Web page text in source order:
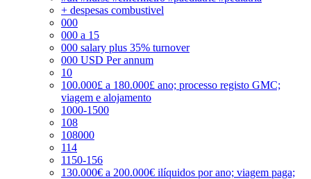
+ despesas combustivel
000
000 a 15
000 salary plus 35% turnover
000 USD Per annum
10
100.000£ a 180.000£ ano; processo registo GMC;
viagem e alojamento
1000-1500
108
108000
114
1150-156
130.000€ a 200.000€ ilíquidos por ano; viagem paga;